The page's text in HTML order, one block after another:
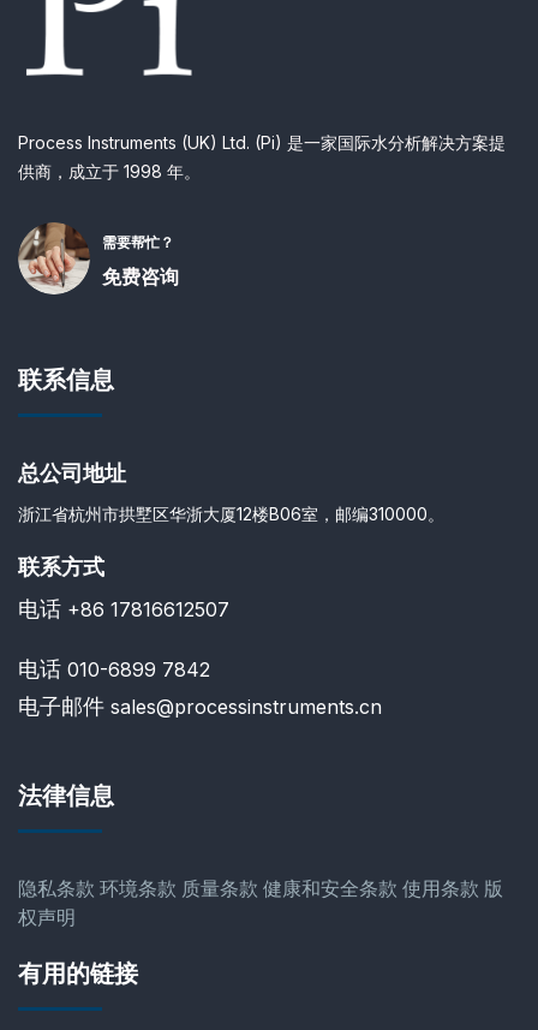
Process Instruments (UK) Ltd. (Pi) 是一家国际水分析解决方案提
供商，成立于 1998 年。
需要帮忙？
免费咨询
联系信息
总公司地址
浙江省杭州市拱墅区华浙大厦12楼B06室，邮编310000。
联系方式
电话 +86 17816612507
电话 010-6899 7842
电子邮件 sales@processinstruments.cn
法律信息
隐私条款 环境条款 质量条款 健康和安全条款 使用条款 版
权声明
有用的链接